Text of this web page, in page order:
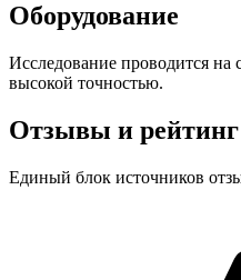
Оборудование
Исследование проводится
высокой точностью.
Отзывы и рейтинг
Единый блок источников